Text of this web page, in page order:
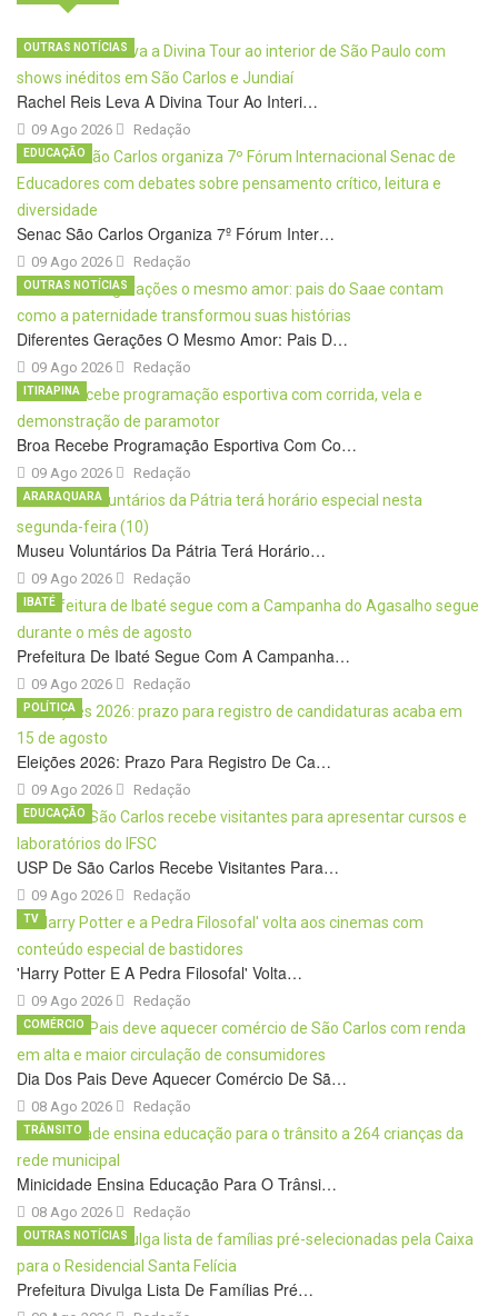
Rachel Reis Leva A Divina Tour Ao Interi…
09 Ago 2026
OUTRAS NOTÍCIAS
Redação
Senac São Carlos Organiza 7º Fórum Inter…
09 Ago 2026
EDUCAÇÃO
Redação
Diferentes Gerações O Mesmo Amor: Pais D…
09 Ago 2026
OUTRAS NOTÍCIAS
Redação
Broa Recebe Programação Esportiva Com Co…
09 Ago 2026
ITIRAPINA
Redação
Museu Voluntários Da Pátria Terá Horário…
09 Ago 2026
ARARAQUARA
Redação
Prefeitura De Ibaté Segue Com A Campanha…
09 Ago 2026
IBATÉ
Redação
Eleições 2026: Prazo Para Registro De Ca…
09 Ago 2026
POLÍTICA
Redação
USP De São Carlos Recebe Visitantes Para…
09 Ago 2026
EDUCAÇÃO
Redação
'Harry Potter E A Pedra Filosofal' Volta…
09 Ago 2026
TV
Redação
Dia Dos Pais Deve Aquecer Comércio De Sã…
08 Ago 2026
COMÉRCIO
Redação
Minicidade Ensina Educação Para O Trânsi…
08 Ago 2026
TRÂNSITO
Redação
Prefeitura Divulga Lista De Famílias Pré…
OUTRAS NOTÍCIAS